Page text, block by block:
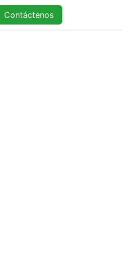
Contáctenos